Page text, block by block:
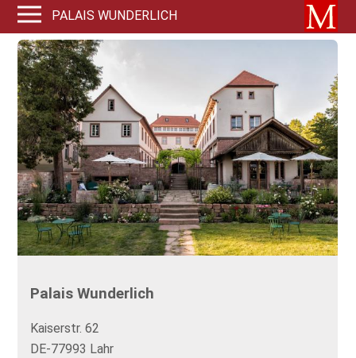
PALAIS WUNDERLICH
Palais Wunderlich
Kaiserstr. 62
DE-77993 Lahr